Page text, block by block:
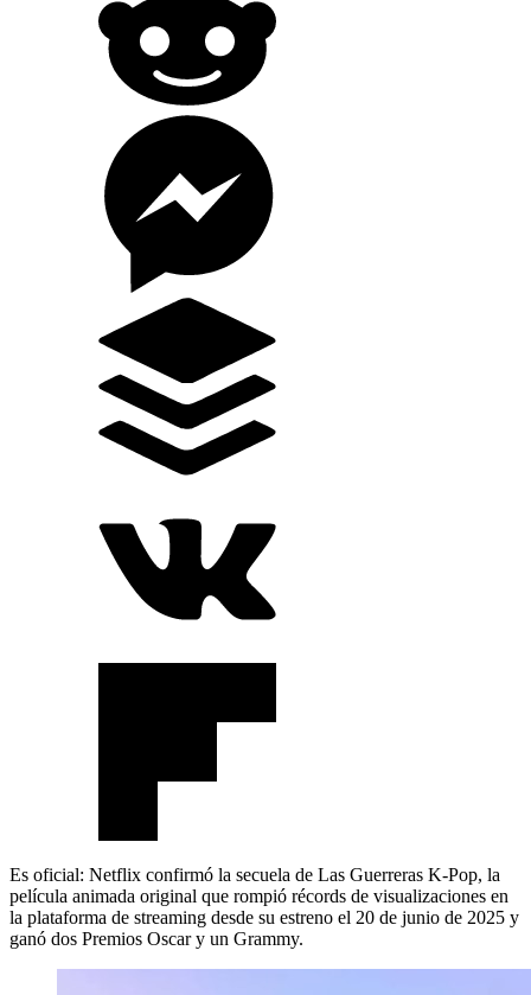
Es oficial: Netflix confirmó la secuela de Las Guerreras K-Pop, la
película animada original que rompió récords de visualizaciones en
la plataforma de streaming desde su estreno el 20 de junio de 2025 y
ganó dos Premios Oscar y un Grammy.